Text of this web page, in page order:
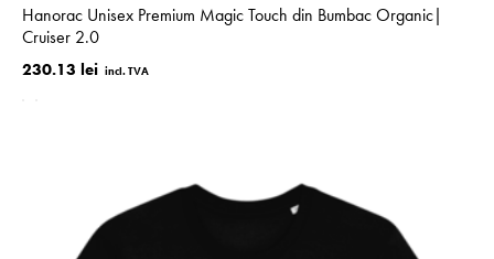
Hanorac Unisex Premium Magic Touch din Bumbac Organic|
Cruiser 2.0
230.13 lei